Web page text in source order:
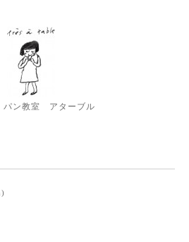
パン教室 アターブル